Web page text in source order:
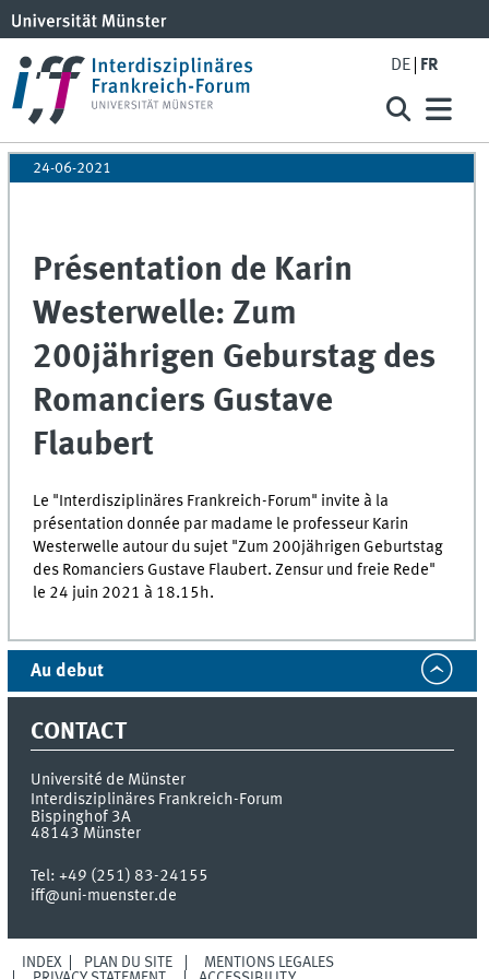
DE FR
24-06-2021
Présentation de Karin
Westerwelle: Zum
200jährigen Geburstag des
Romanciers Gustave
Flaubert
Le "Interdisziplinäres Frankreich-Forum" invite à la
présentation donnée par madame le professeur Karin
Westerwelle autour du sujet "Zum 200jährigen Geburtstag
des Romanciers Gustave Flaubert. Zensur und freie Rede"
le 24 juin 2021 à 18.15h.
Au debut
CONTACT
Université de Münster
Interdisziplinäres Frankreich-Forum
Bispinghof 3A
48143 Münster
Tel:+49 (251) 83-24155
iff@uni-muenster.de
INDEX PLAN DU SITE
MENTIONS LÉGALES